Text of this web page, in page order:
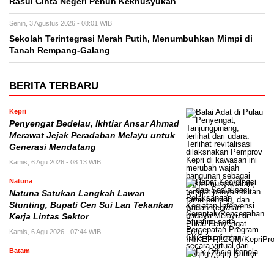
Senin, 3 Agustus 2026 - 08:01 WIB
Sekolah Terintegrasi Merah Putih, Menumbuhkan Mimpi di
Tanah Rempang-Galang
BERITA TERBARU
Kepri
Penyengat Bedelau, Ikhtiar Ansar Ahmad
Merawat Jejak Peradaban Melayu untuk
Generasi Mendatang
Kamis, 6 Agu 2026 - 08:13 WIB
Natuna
Natuna Satukan Langkah Lawan
Stunting, Bupati Cen Sui Lan Tekankan
Kerja Lintas Sektor
Kamis, 6 Agu 2026 - 07:44 WIB
Batam